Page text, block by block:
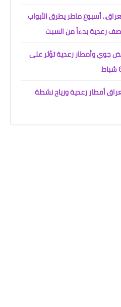
أسبوع ماطر يطرق الأبواب
رعدية بدءاً من السبت
جوي وأمطار رعدية تؤثر على
أمطار رعدية ورياح نشطة